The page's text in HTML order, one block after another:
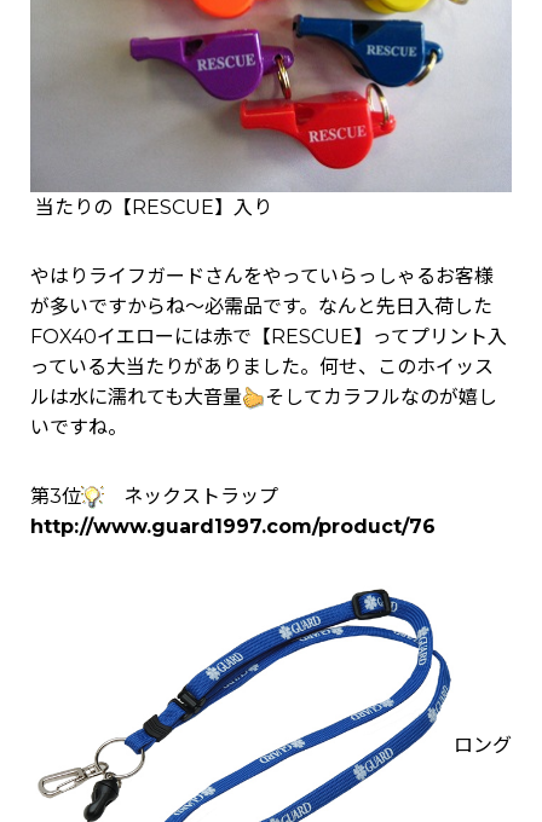
当たりの【RESCUE】入り
やはりライフガードさんをやっていらっしゃるお客様
が多いですからね～必需品です。なんと先日入荷した
FOX40イエローには赤で【RESCUE】ってプリント入
っている大当たりがありました。何せ、このホイッス
ルは水に濡れても大音量
そしてカラフルなのが嬉し
いですね。
第3位
ネックストラップ
http://www.guard1997.com/product/76
ロング